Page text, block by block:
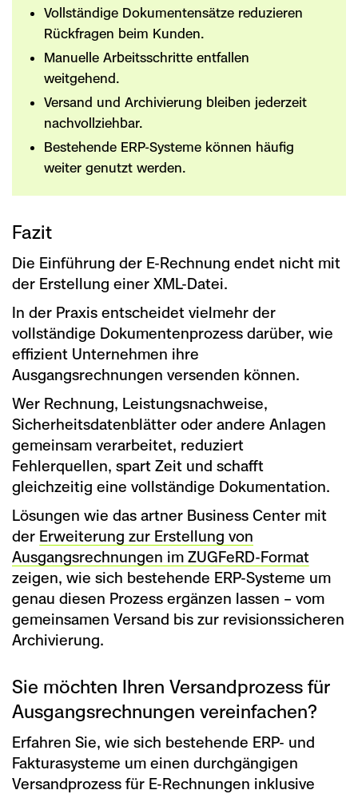
Vollständige Dokumentensätze reduzieren
Rückfragen beim Kunden.
Manuelle Arbeitsschritte entfallen
weitgehend.
Versand und Archivierung bleiben jederzeit
nachvollziehbar.
Bestehende ERP-Systeme können häufig
weiter genutzt werden.
Fazit
Die Einführung der E-Rechnung endet nicht mit
der Erstellung einer XML-Datei.
In der Praxis entscheidet vielmehr der
vollständige Dokumentenprozess darüber, wie
effizient Unternehmen ihre
Ausgangsrechnungen versenden können.
Wer Rechnung, Leistungsnachweise,
Sicherheitsdatenblätter oder andere Anlagen
gemeinsam verarbeitet, reduziert
Fehlerquellen, spart Zeit und schafft
gleichzeitig eine vollständige Dokumentation.
Lösungen wie das artner Business Center mit
der Erweiterung zur Erstellung von
Ausgangsrechnungen im ZUGFeRD-Format
zeigen, wie sich bestehende ERP-Systeme um
genau diesen Prozess ergänzen lassen – vom
gemeinsamen Versand bis zur revisionssicheren
Archivierung.
Sie möchten Ihren Versandprozess für
Ausgangsrechnungen vereinfachen?
Erfahren Sie, wie sich bestehende ERP- und
Fakturasysteme um einen durchgängigen
Versandprozess für E-Rechnungen inklusive